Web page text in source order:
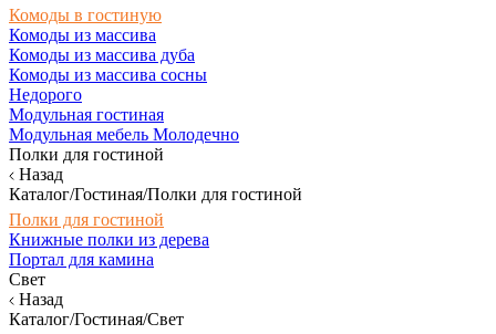
Комоды в гостиную
Комоды из массива
Комоды из массива дуба
Комоды из массива сосны
Недорого
Модульная гостиная
Модульная мебель Молодечно
Полки для гостиной
Назад
Каталог/Гостиная/Полки для гостиной
Полки для гостиной
Книжные полки из дерева
Портал для камина
Свет
Назад
Каталог/Гостиная/Свет